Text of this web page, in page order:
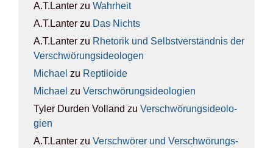
A.T.Lanter zu Wahr­heit
A.T.Lanter zu Das Nichts
A.T.Lanter zu Rhe­to­rik und Selbst­ver­ständ­nis der
Ver­schwö­rungs­ideo­lo­gen
Michael zu Rep­ti­lo­ide
Michael zu Ver­schwö­rungs­ideo­lo­gien
Tyler Durden Volland zu Ver­schwö­rungs­ideo­lo­
gien
A.T.Lanter zu Ver­schwö­rer und Ver­schwö­rungs­